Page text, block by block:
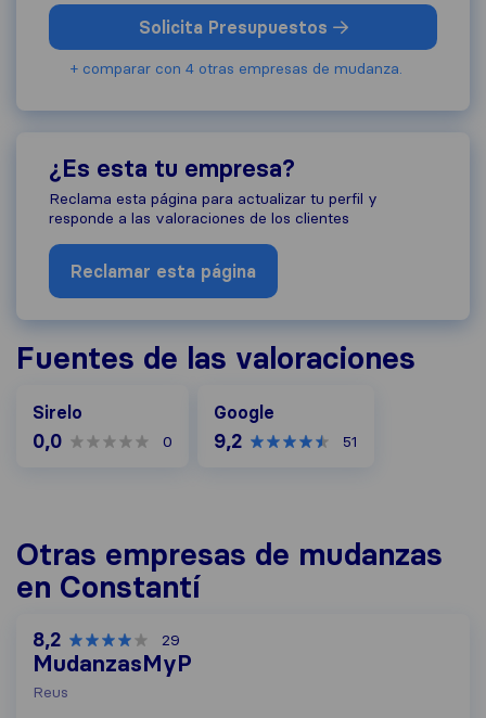
Solicita Presupuestos
+ comparar con 4 otras empresas de mudanza.
¿Es esta tu empresa?
Reclama esta página para actualizar tu perfil y
responde a las valoraciones de los clientes
Reclamar esta página
Fuentes de las valoraciones
Sirelo
0,0 0
Google
9,2 51
Otras empresas de mudanzas
en Constantí
8,2 29
MudanzasMyP
Reus